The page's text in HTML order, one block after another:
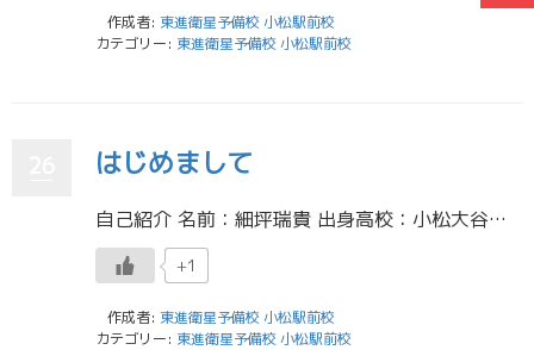
作成者: 東進衛星予備校 小松駅前校
カテゴリー: 東進衛星予備校 小松駅前校
はじめまして
自己紹介 名前：細坪瑞貴 出身高校：小松大谷高校（特進Aコース） 大学：公立小松大学 保健医療学部 看護学科4年 担当学年：1年 みなさんこんにちは。今年の4月から東進のスタッフになりました、細坪（ほそつぼ）です。今大学 […]
+1
作成者: 東進衛星予備校 小松駅前校
カテゴリー: 東進衛星予備校 小松駅前校